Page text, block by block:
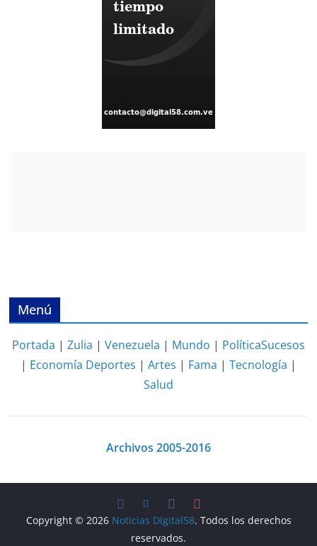
Menú
Portada | Zulia | Venezuela | Mundo | PolíticaSucesos
| Economía Deportes | Artes | Fama | Tecnología |
Salud
Archivos 2005-2016
Copyright © 2026 Noticias Digital58. Todos los derechos
reservados.